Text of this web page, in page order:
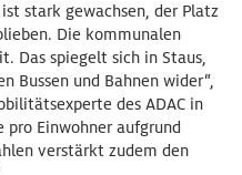
stark gewachsen, der Platz
Die kommunalen
Das spiegelt sich in Staus,
Bussen und Bahnen wider“,
des ADAC in
pro Einwohner aufgrund
verstärkt zudem den